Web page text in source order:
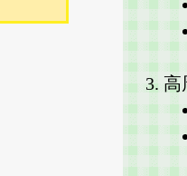
高